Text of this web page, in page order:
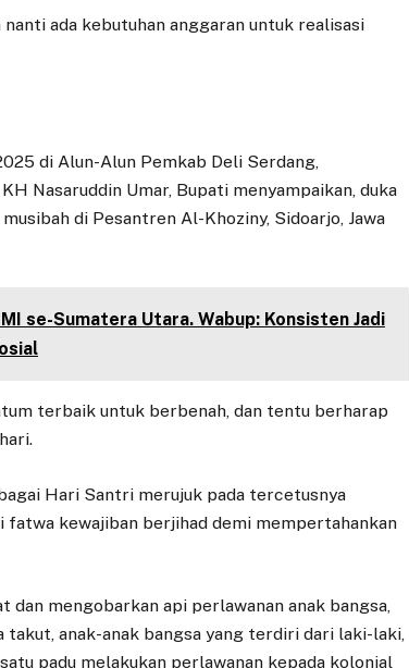
ada kebutuhan anggaran untuk realisasi
di Alun-Alun Pemkab Deli Serdang,
Nasaruddin Umar, Bupati menyampaikan, duka
di Pesantren Al-Khoziny, Sidoarjo, Jawa
se-Sumatera Utara. Wabup: Konsisten Jadi
terbaik untuk berbenah, dan tentu berharap
Hari Santri merujuk pada tercetusnya
fatwa kewajiban berjihad demi mempertahankan
dan mengobarkan api perlawanan anak bangsa,
takut, anak-anak bangsa yang terdiri dari laki-laki,
padu melakukan perlawanan kepada kolonial